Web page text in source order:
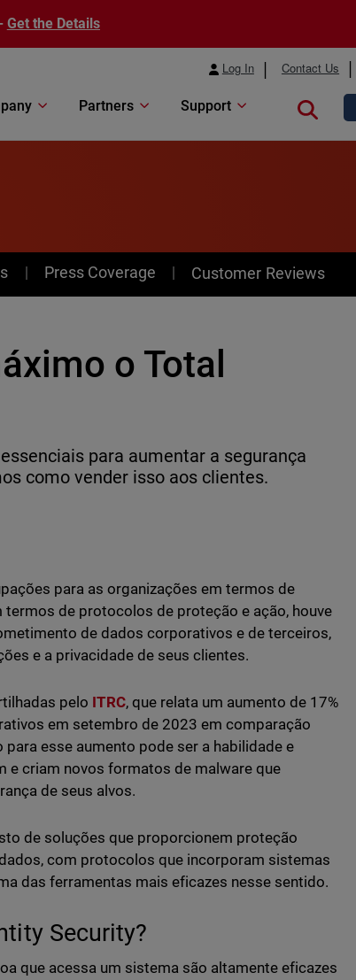
Get the Details
Log In Contact Us
Partners Support
Press Coverage Customer Reviews
o Total
para aumentar a segurança
como vender isso aos clientes.
para as organizações em termos de
de protocolos de proteção e ação, houve
de dados corporativos e de terceiros,
e a privacidade de seus clientes.
pelo ITRC, que relata um aumento de 17%
em setembro de 2023 em comparação
esse aumento pode ser a habilidade e
e criam novos formatos de malware que
de seus alvos.
de soluções que proporcionem proteção
com protocolos que incorporam sistemas
das ferramentas mais eficazes nesse sentido.
Security?
que acessa um sistema são altamente eficazes